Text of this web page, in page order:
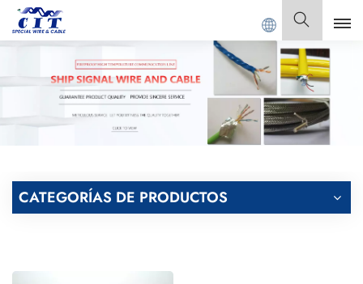
SPECIAL CABLE Co., Ltd. Español
English
Français
Italiano
CATEGORÍAS DE PRODUCTOS